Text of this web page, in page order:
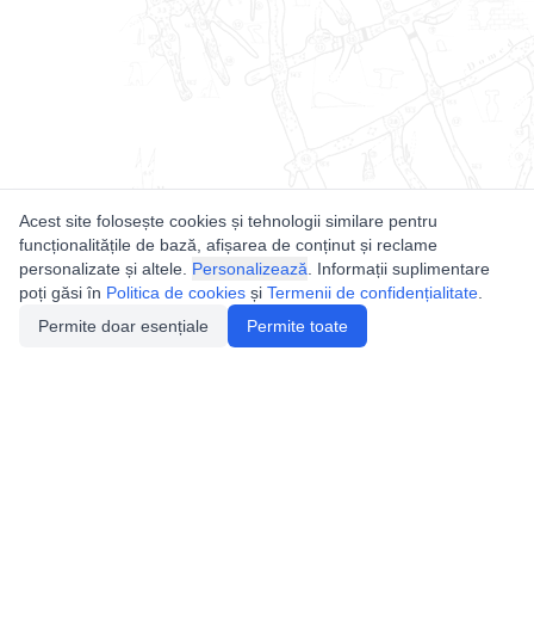
Acest site folosește cookies și tehnologii similare pentru
funcționalitățile de bază, afișarea de conținut și reclame
personalizate și altele. Personalizează . Informații suplimentare
poți găsi în Politica de cookies și Termenii de confidențialitate
Permite doar esențiale
Permite toate